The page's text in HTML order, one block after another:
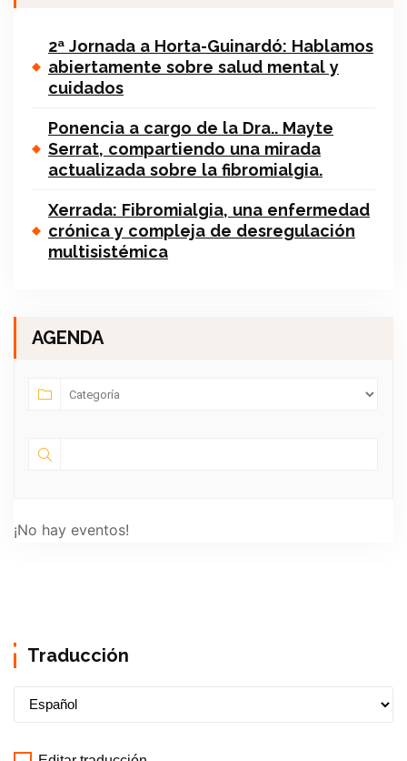
2ª Jornada a Horta-Guinardó: Hablamos
abiertamente sobre salud mental y
cuidados
Ponencia a cargo de la Dra.. Mayte
Serrat, compartiendo una mirada
actualizada sobre la fibromialgia.
Xerrada: Fibromialgia, una enfermedad
crónica y compleja de desregulación
multisistémica
AGENDA
¡No hay eventos!
Traducción